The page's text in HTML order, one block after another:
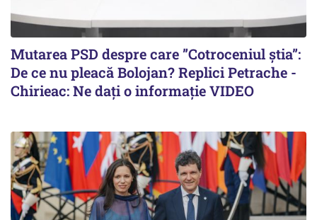
Mutarea PSD despre care ”Cotroceniul știa”:
De ce nu pleacă Bolojan? Replici Petrache -
Chirieac: Ne dați o informație VIDEO